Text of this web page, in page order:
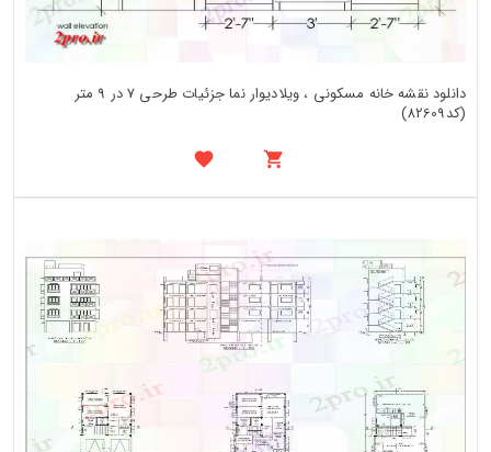
دانلود نقشه خانه مسکونی ، ویلادیوار نما جزئیات طرحی 7 در 9 متر
(کد82609)